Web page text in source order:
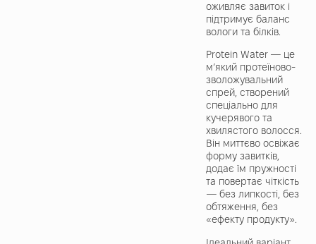
оживляє завиток і
підтримує баланс
вологи та білків.
Protein Water — це
м’який протеїново-
зволожувальний
спрей, створений
спеціально для
кучерявого та
хвилястого волосся.
Він миттєво освіжає
форму завитків,
додає їм пружності
та повертає чіткість
— без липкості, без
обтяження, без
«ефекту продукту».